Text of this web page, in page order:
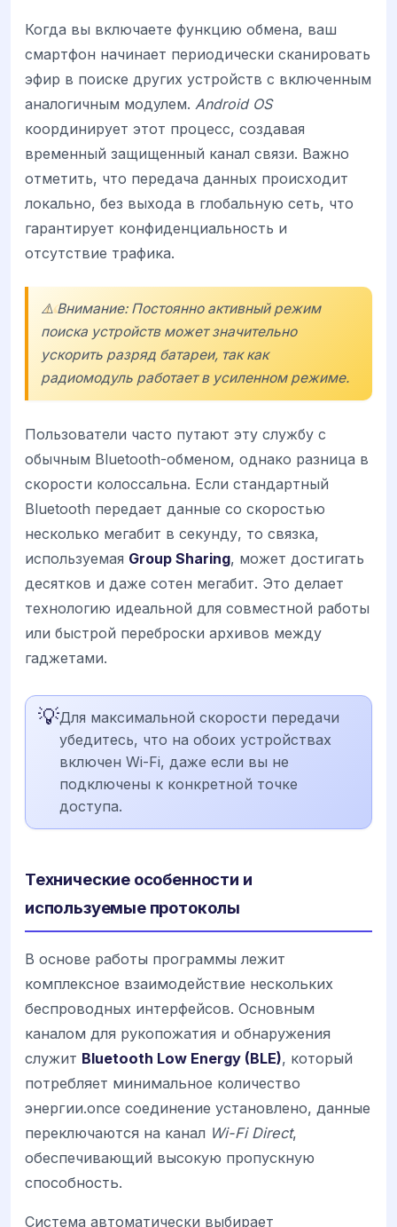
Когда вы включаете функцию обмена, ваш
смартфон начинает периодически сканировать
эфир в поиске других устройств с включенным
аналогичным модулем. Android OS
координирует этот процесс, создавая
временный защищенный канал связи. Важно
отметить, что передача данных происходит
локально, без выхода в глобальную сеть, что
гарантирует конфиденциальность и
отсутствие трафика.
⚠️ Внимание: Постоянно активный режим
поиска устройств может значительно
ускорить разряд батареи, так как
радиомодуль работает в усиленном режиме.
Пользователи часто путают эту службу с
обычным Bluetooth-обменом, однако разница в
скорости колоссальна. Если стандартный
Bluetooth передает данные со скоростью
несколько мегабит в секунду, то связка,
используемая Group Sharing, может достигать
десятков и даже сотен мегабит. Это делает
технологию идеальной для совместной работы
или быстрой переброски архивов между
гаджетами.
💡Для максимальной скорости передачи
убедитесь, что на обоих устройствах
включен Wi-Fi, даже если вы не
подключены к конкретной точке
доступа.
Технические особенности и
используемые протоколы
В основе работы программы лежит
комплексное взаимодействие нескольких
беспроводных интерфейсов. Основным
каналом для рукопожатия и обнаружения
служит Bluetooth Low Energy (BLE), который
потребляет минимальное количество
энергии.once соединение установлено, данные
переключаются на канал Wi-Fi Direct,
обеспечивающий высокую пропускную
способность.
Система автоматически выбирает